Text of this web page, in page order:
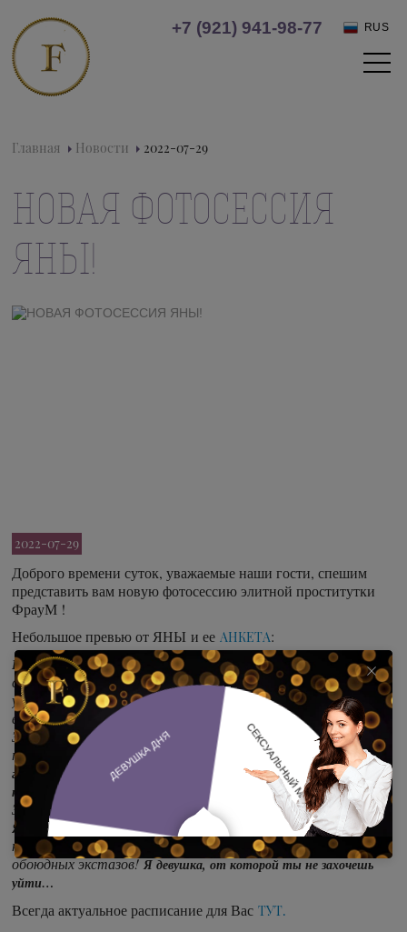
+7 (921) 941-98-77 RUS
Главная Новости 2022-07-29
НОВАЯ ФОТОСЕССИЯ
ЯНЫ!
2022-07-29
Доброго времени суток, уважаемые наши гости, спешим
представить вам новую фотосессию элитной проститутки
ФрауМ !
Небольшое превью от ЯНЫ и ее АНКЕТА:
Натуральная статуэточка природной красоты… Хрупкий
стан-тонкая талия, красивая ,длинноногая брюнетка ,с
упругой грудью ,аккуратной попкой и завораживающим
взглядом !
Забудь о правилах. Забудь обо всех этих деталях. Я хочу
тебя !
Я хочу погрузить тебя в мир оргазмов и наслаждений ,от
глубокого минета до абсолютно любых поз камасутры ,от
которых мы будем стонать и кончать до изнеможения ...
Здесь, в моей постели.
Я, как зажигательный снаряд вся пылаю.
..Подарю тебе целую
ночь нежных поцелуев, сводящих с ума прикосновений и
обоюдных экстазов!Я девушка, от которой ты не захочешь
уйти…
Всегда актуальное расписание для ВасТУТ.